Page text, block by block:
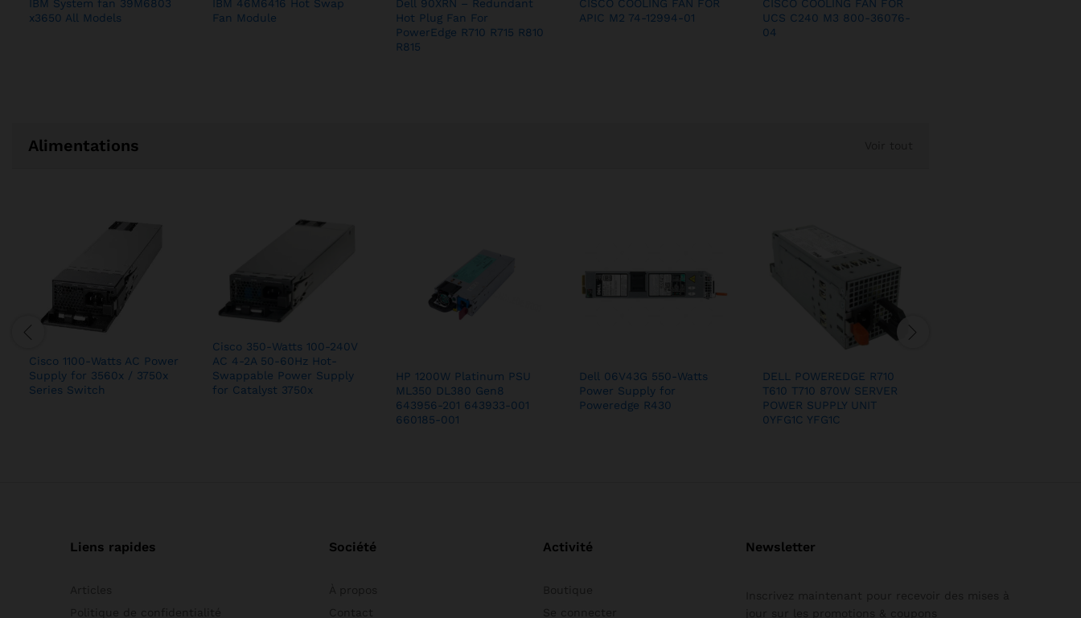
IBM System fan 39M6803
x3650 All Models
IBM 46M6416 Hot Swap
Fan Module
Dell 90XRN – Redundant
Hot Plug Fan For
PowerEdge R710 R715 R810
R815
CISCO COOLING FAN FOR
APIC M2 74-12994-01
CISCO COOLING FAN FOR
UCS C240 M3 800-36076-
04
Alimentations
Cisco 1100-Watts AC Power
Supply for 3560x / 3750x
Series Switch
Cisco 350-Watts 100-240V
AC 4-2A 50-60Hz Hot-
Swappable Power Supply
for Catalyst 3750x
HP 1200W Platinum PSU
ML350 DL380 Gen8
643956-201 643933-001
660185-001
Dell 06V43G 550-Watts
Power Supply for
Poweredge R430
DELL POWEREDGE R710
T610 T710 870W SERVER
POWER SUPPLY UNIT
0YFG1C YFG1C
Liens rapides Société Activité Newsletter